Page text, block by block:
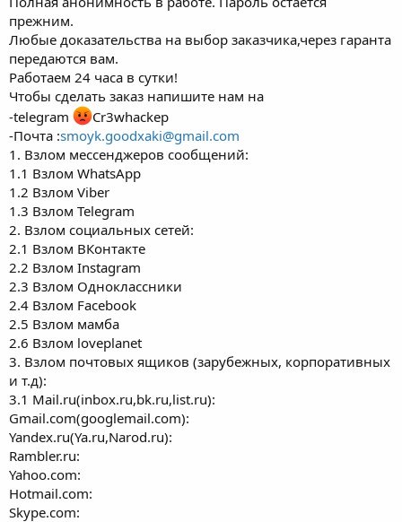
прежним.
Любые доказательства на выбор заказчика,через гаранта
передаются вам.
Работаем 24 часа в сутки!
Чтобы сделать заказ напишите нам на
-telegram
Cr3whackep
-Почта :smoyk.goodxaki@gmail.com
1. Взлом мессенджеров сообщений:
1.1 Взлом WhatsApp
1.2 Взлом Viber
1.3 Взлом Telegram
2. Взлом социальных сетей:
2.1 Взлом ВКонтакте
2.2 Взлом Instagram
2.3 Взлом Одноклассники
2.4 Взлом Facebook
2.5 Взлом мамба
2.6 Взлом loveplanet
3. Взлом почтовых ящиков (зарубежных, корпоративных
и т.д):
3.1 Mail.ru(inbоx.ru,bk.ru,list.ru):
Gmail.com(googlemail.com):
Yandex.ru(Ya.ru,Narod.ru):
Rambler.ru:
Yahoo.com:
Hotmail.com:
Skype.com: